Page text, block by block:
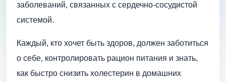
заболеваний, связанных с сердечно-сосудистой
системой.
Каждый, кто хочет быть здоров, должен заботиться
о себе, контролировать рацион питания и знать,
как быстро снизить холестерин в домашних